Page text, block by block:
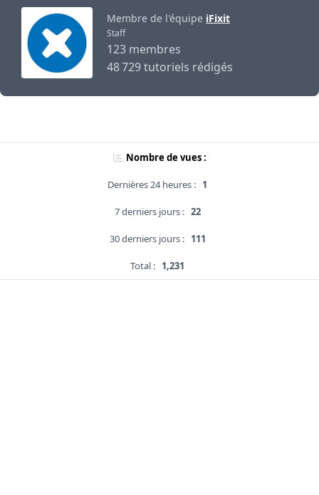
Membre de l'équipe iFixit
Staff
123 membres
48 729 tutoriels rédigés
Nombre de vues :
Dernières 24 heures : 1
7 derniers jours : 22
30 derniers jours : 111
Total : 1,231